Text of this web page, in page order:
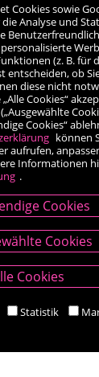
Kontakt
Buch-Papier
9300 St. Veit an der
Cookies sowie
Analyse und
(z. B. für
entscheiden, ob
diese nicht
Cookies“
Cookies“
können
aufrufen,
Informationen
.
Cookies
Cookies
Cookies
Statistik